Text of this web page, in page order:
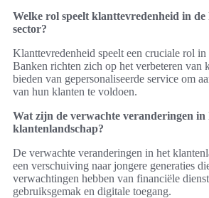
Welke rol speelt klanttevredenheid in
sector?
Klanttevredenheid speelt een cruciale rol in
Banken richten zich op het verbeteren van
bieden van gepersonaliseerde service om
van hun klanten te voldoen.
Wat zijn de verwachte veranderingen in
klantenlandschap?
De verwachte veranderingen in het
een verschuiving naar jongere generaties
verwachtingen hebben van financiële
gebruiksgemak en digitale toegang.